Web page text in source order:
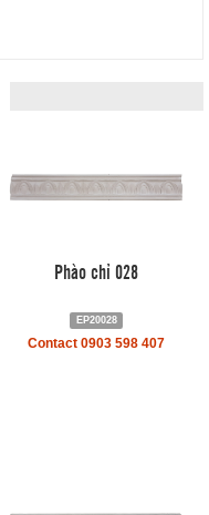
Phào chỉ 028
EP20028
Contact 0903 598 407